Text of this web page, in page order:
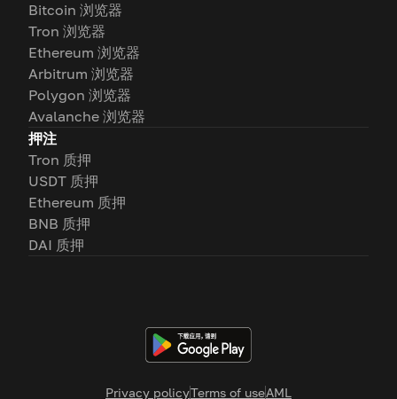
Privacy policyTerms of useAML
Bitcoin 浏览器
Tron 浏览器
Ethereum 浏览器
Arbitrum 浏览器
Polygon 浏览器
Avalanche 浏览器
押注
Tron 质押
USDT 质押
Ethereum 质押
BNB 质押
DAI 质押